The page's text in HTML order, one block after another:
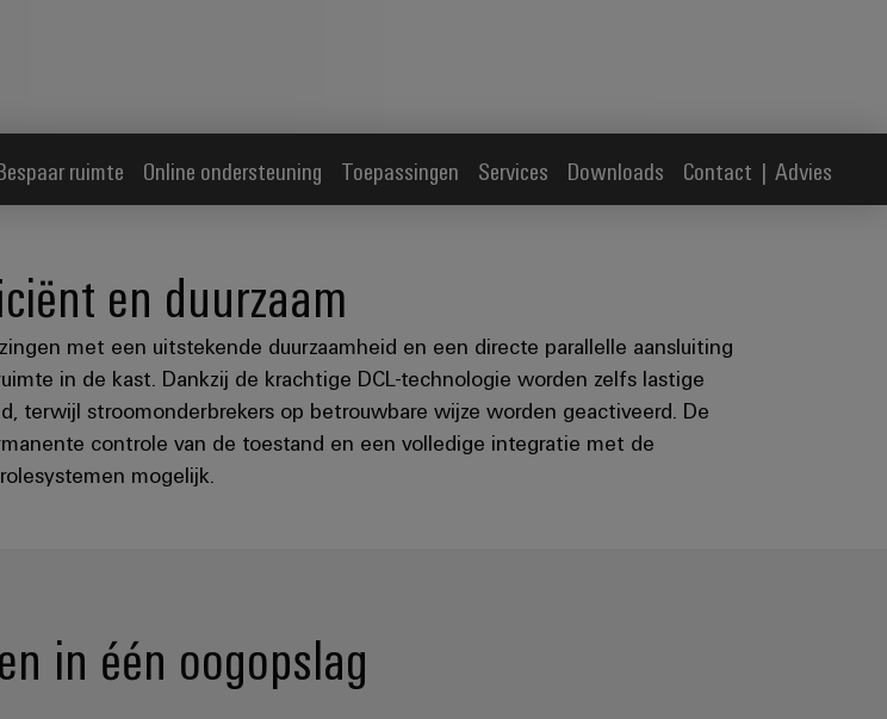
ruimte Online ondersteuning Toepassingen Services Downloads Contact | Advies
en duurzaam
met een uitstekende duurzaamheid en een directe parallelle aansluiting
in de kast. Dankzij de krachtige DCL-technologie worden zelfs lastige
terwijl stroomonderbrekers op betrouwbare wijze worden geactiveerd. De
controle van de toestand en een volledige integratie met de
mogelijk.
in één oogopslag